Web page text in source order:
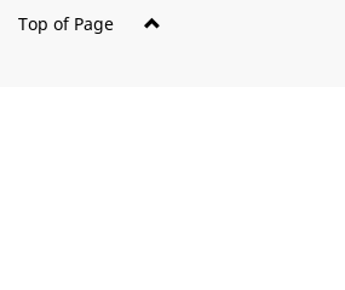
Top of Page